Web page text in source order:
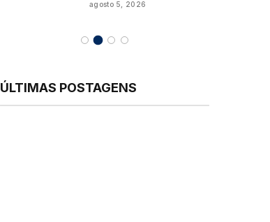
agosto 5, 2026
ÚLTIMAS POSTAGENS